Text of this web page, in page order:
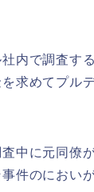
内で調査す
求めてプル
中に元同僚
件のにおいが